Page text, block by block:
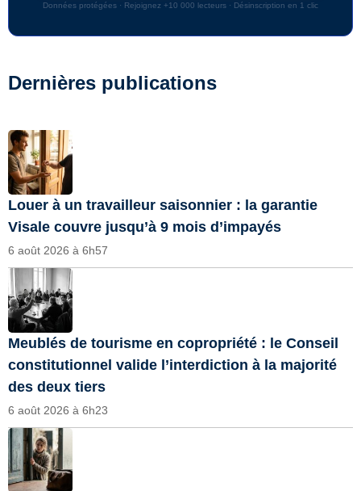
Données protégées · Rejoignez +10 000 lecteurs · Désinscription en 1 clic
Dernières publications
Louer à un travailleur saisonnier : la garantie
Visale couvre jusqu’à 9 mois d’impayés
6 août 2026 à 6h57
Meublés de tourisme en copropriété : le Conseil
constitutionnel valide l’interdiction à la majorité
des deux tiers
6 août 2026 à 6h23